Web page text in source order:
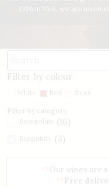
1926 in Viré, we are
Filter by colour
White Red Rosé
Filter by category
Beaujolais ( 16 )
Burgundy ( 3 )
(4)
Other regions ( 17)
Our wines are
Free